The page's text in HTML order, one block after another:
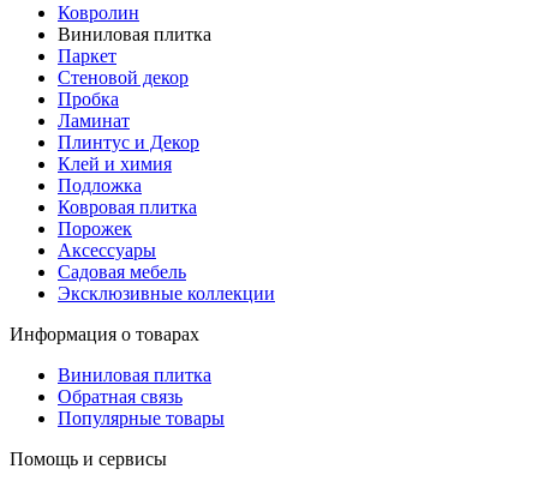
Ковролин
Виниловая плитка
Паркет
Стеновой декор
Пробка
Ламинат
Плинтус и Декор
Клей и химия
Подложка
Ковровая плитка
Порожек
Аксессуары
Садовая мебель
Эксклюзивные коллекции
Информация о товарах
Виниловая плитка
Обратная связь
Популярные товары
Помощь и сервисы